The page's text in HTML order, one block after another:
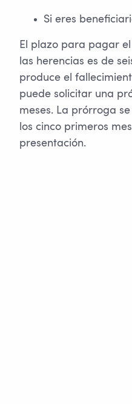
Si eres
El plazo para pagar
las herencias es de
produce el
puede solicitar una
meses. La prórroga
los cinco primeros
presentación.